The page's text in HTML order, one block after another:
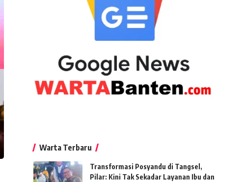
Warta Terbaru
Transformasi Posyandu di Tangsel,
Pilar: Kini Tak Sekadar Layanan Ibu dan